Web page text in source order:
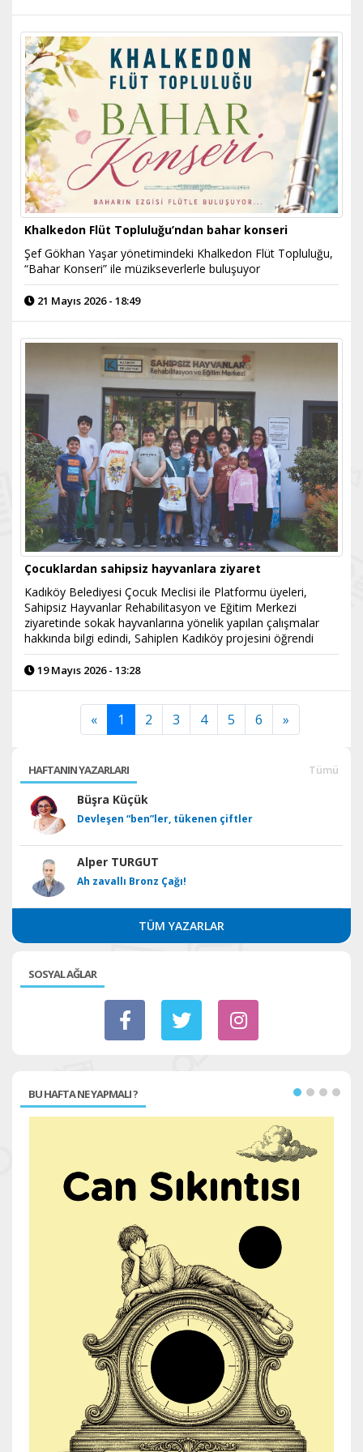
Khalkedon Flüt Topluluğu’ndan bahar konseri
Şef Gökhan Yaşar yönetimindeki Khalkedon Flüt Topluluğu,
“Bahar Konseri” ile müzikseverlerle buluşuyor
21 Mayıs 2026 - 18:49
Çocuklardan sahipsiz hayvanlara ziyaret
Kadıköy Belediyesi Çocuk Meclisi ile Platformu üyeleri,
Sahipsiz Hayvanlar Rehabilitasyon ve Eğitim Merkezi
ziyaretinde sokak hayvanlarına yönelik yapılan çalışmalar
hakkında bilgi edindi, Sahiplen Kadıköy projesini öğrendi
19 Mayıs 2026 - 13:28
« 1 2 3 4 5 6 »
HAFTANIN YAZARLARI Tümü
Büşra Küçük
Devleşen “ben”ler, tükenen çiftler
Alper TURGUT
Ah zavallı Bronz Çağı!
TÜM YAZARLAR
SOSYAL AĞLAR
BU HAFTA NE YAPMALI ?